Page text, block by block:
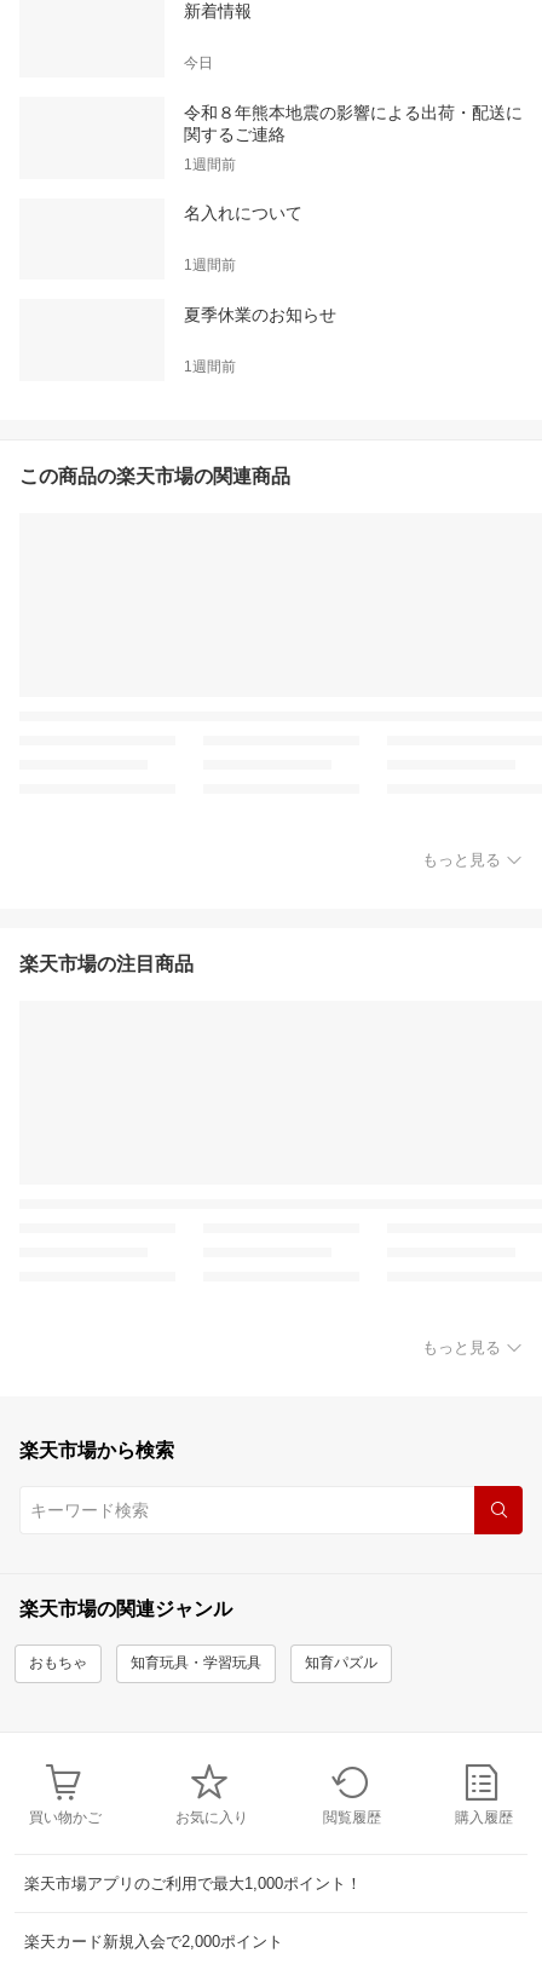
新着情報
今日
令和８年熊本地震の影響による出荷・配送に
関するご連絡
1週間前
名入れについて
1週間前
夏季休業のお知らせ
1週間前
この商品の楽天市場の関連商品
もっと見る
楽天市場の注目商品
もっと見る
楽天市場から検索
楽天市場の関連ジャンル
おもちゃ 知育玩具・学習玩具 知育パズル
買い物かご お気に入り 閲覧履歴 購入履歴
楽天市場アプリのご利用で最大1,000ポイント！
楽天カード新規入会で2,000ポイント